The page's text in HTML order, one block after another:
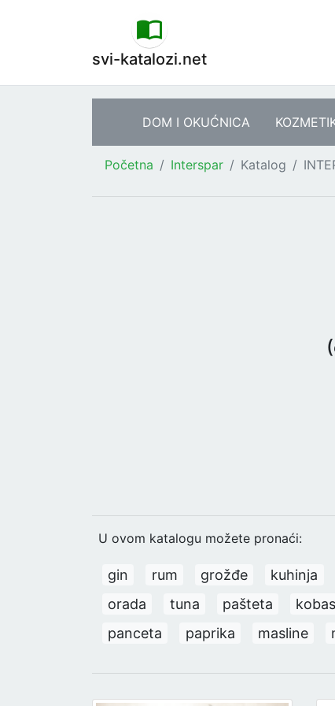
svi-katalozi.net
DOM I OKUĆNICA
Početna Interspar Katalog
(
U ovom katalogu možete pronaći:
gin rum grožđe kuhinja
orada
tuna pašteta
panceta
paprika masline